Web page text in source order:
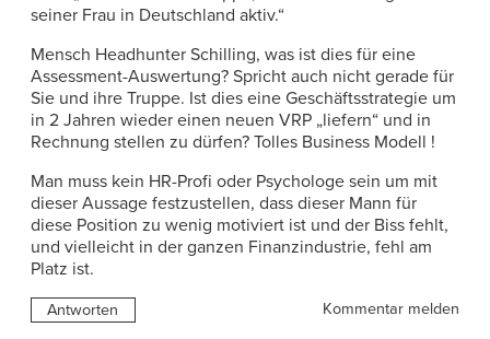
seiner Frau in Deutschland aktiv.“
Mensch Headhunter Schilling, was ist dies für eine
Assessment-Auswertung? Spricht auch nicht gerade für
Sie und ihre Truppe. Ist dies eine Geschäftsstrategie um
in 2 Jahren wieder einen neuen VRP „liefern“ und in
Rechnung stellen zu dürfen? Tolles Business Modell !
Man muss kein HR-Profi oder Psychologe sein um mit
dieser Aussage festzustellen, dass dieser Mann für
diese Position zu wenig motiviert ist und der Biss fehlt,
und vielleicht in der ganzen Finanzindustrie, fehl am
Platz ist.
Antworten Kommentar melden